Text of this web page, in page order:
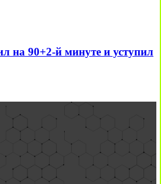
на 90+2-й минуте и уступил